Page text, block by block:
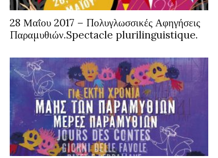
28 Μαΐου 2017 – Πολυγλωσσικές Αφηγήσεις
Παραμυθιών.Spectacle plurilinguistique.